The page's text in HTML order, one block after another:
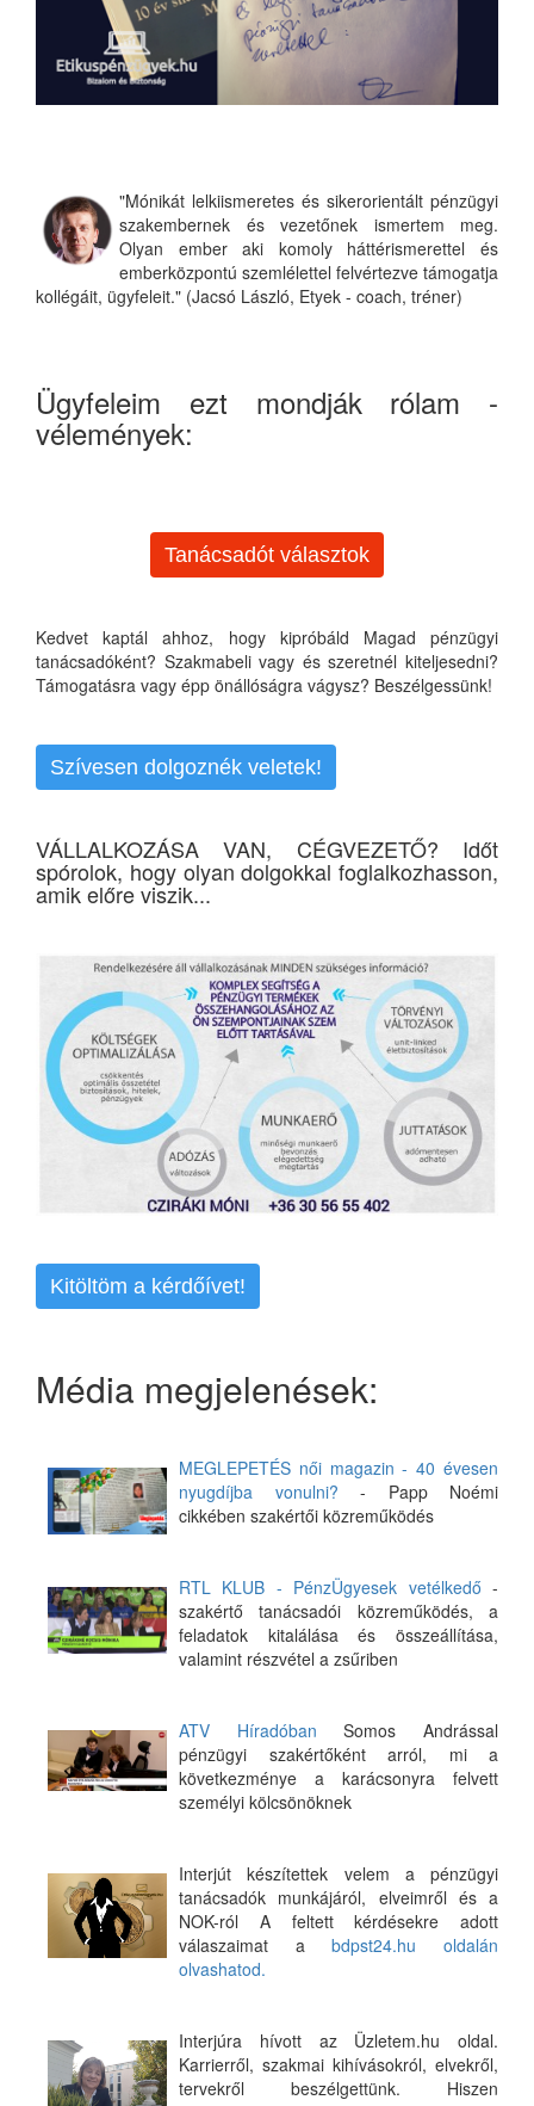
"Mónikát lelkiismeretes és sikerorientált pénzügyi
szakembernek és vezetőnek ismertem meg.
Olyan ember aki komoly háttérismerettel és
emberközpontú szemlélettel felvértezve támogatja
kollégáit, ügyfeleit." (Jacsó László, Etyek - coach, tréner)
Ügyfeleim ezt mondják rólam -
vélemények:
Tanácsadót választok
Kedvet kaptál ahhoz, hogy kipróbáld Magad pénzügyi
tanácsadóként? Szakmabeli vagy és szeretnél kiteljesedni?
Támogatásra vagy épp önállóságra vágysz? Beszélgessünk!
Szívesen dolgoznék veletek!
VÁLLALKOZÁSA VAN, CÉGVEZETŐ? Időt
spórolok, hogy olyan dolgokkal foglalkozhasson,
amik előre viszik...
Kitöltöm a kérdőívet!
Média megjelenések:
MEGLEPETÉS női magazin - 40 évesen
nyugdíjba vonulni? - Papp Noémi
cikkében szakértői közreműködés
RTL KLUB - PénzÜgyesek vetélkedő -
szakértő tanácsadói közreműködés, a
feladatok kitalálása és összeállítása,
valamint részvétel a zsűriben
ATV Híradóban Somos Andrással
pénzügyi szakértőként arról, mi a
következménye a karácsonyra felvett
személyi kölcsönöknek
Interjút készítettek velem a pénzügyi
tanácsadók munkájáról, elveimről és a
NOK-ról A feltett kérdésekre adott
válaszaimat abdpst24.hu oldalán
olvashatod.
Interjúra hívott az Üzletem.hu oldal.
Karrierről, szakmai kihívásokról, elvekről,
tervekről beszélgettünk. Hiszen